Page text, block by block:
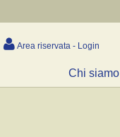
Area riservata - Login
Chi siamo